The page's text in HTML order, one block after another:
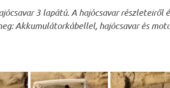
3 lapátú. A hajócsavar részleteiről
Akkumulátorkábellel, hajócsavar és